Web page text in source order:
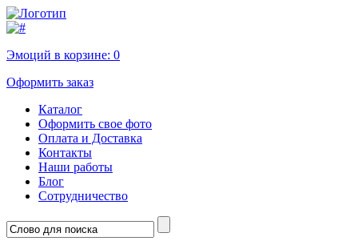
Эмоций в корзине: 0
Оформить заказ
Каталог
Оформить свое фото
Оплата и Доставка
Контакты
Наши работы
Блог
Сотрудничество